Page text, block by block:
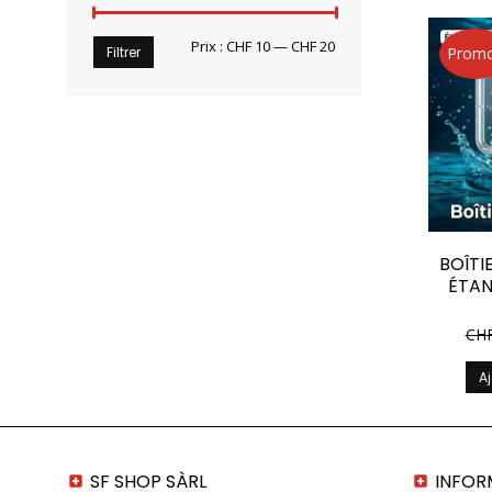
Le
Prix
Prix
Filtrer Prix : CHF 10—CHF 20
SF SHOP SÀRL